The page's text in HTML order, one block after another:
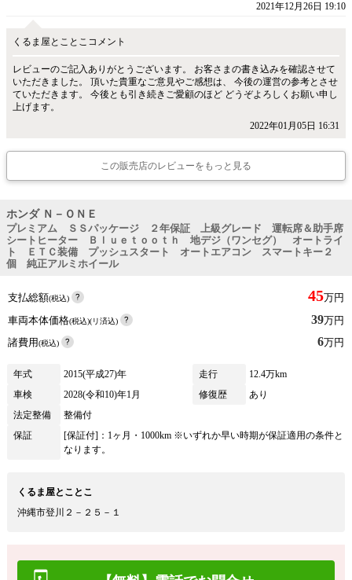
2021年12月26日 19:10
くるま屋とことこコメント
レビューのご記入ありがとうございます。 お客さまの書き込みを確認させて
いただきました。 頂いた貴重なご意見やご感想は、 今後の運営の参考とさせ
ていただきます。 今後とも引き続きご愛顧のほど どうぞよろしくお願い申し
上げます。
2022年01月05日 16:31
この販売店のレビューをもっと見る
ホンダ Ｎ－ＯＮＥ
プレミアム ＳＳパッケージ ２年保証 上級グレード 運転席＆助手席
シートヒーター Ｂｌｕｅｔｏｏｔｈ 地デジ（ワンセグ） オートライ
ト ＥＴＣ装備 プッシュスタート オートエアコン スマートキー２
個 純正アルミホイール
支払総額(税込) 45万円
車両本体価格(税込)(リ済込) 39万円
諸費用(税込) 6万円
年式 2015(平成27)年 走行
12.4万km
車検
2028(令和10)年1月 修復歴
あり
法定整備
整備付
保証
[保証付]：1ヶ月・1000km ※いずれか早い時期が保証適用の条件と
なります。
くるま屋とことこ
沖縄市登川２－２５－１